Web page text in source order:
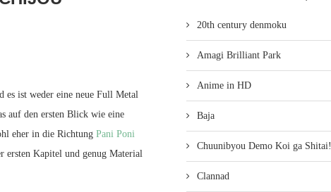
es ist weder eine neue Full Metal
auf den ersten Blick wie eine
eher in die Richtung Pani Poni
ersten Kapitel und genug Material
20th century denmoku
Amagi Brilliant Park
Anime in HD
Baja
Chuunibyou Demo Koi ga Shitai!
Clannad